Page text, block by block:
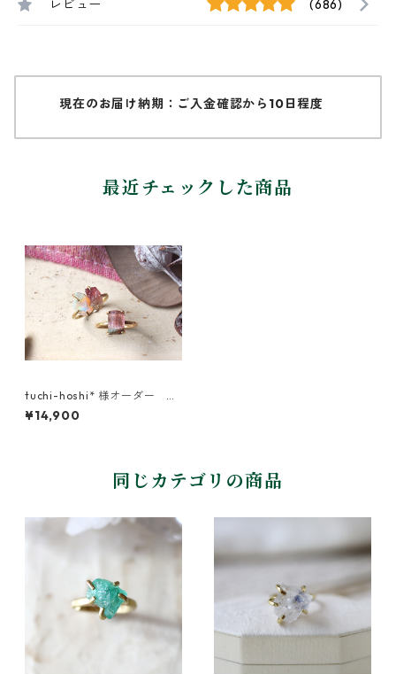
レビュー (686)
現在のお届け納期：ご入金確認から10日程度
最近チェックした商品
tuchi-hoshi* 様オーダー 原
石のリング・ピアス
¥14,900
同じカテゴリの商品